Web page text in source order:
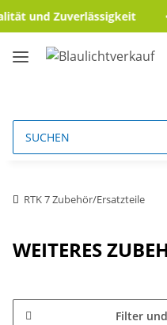
und Zuverlässigkeit
RTK 7 Zubehör/Ersatzteile
WEITERES
Filter